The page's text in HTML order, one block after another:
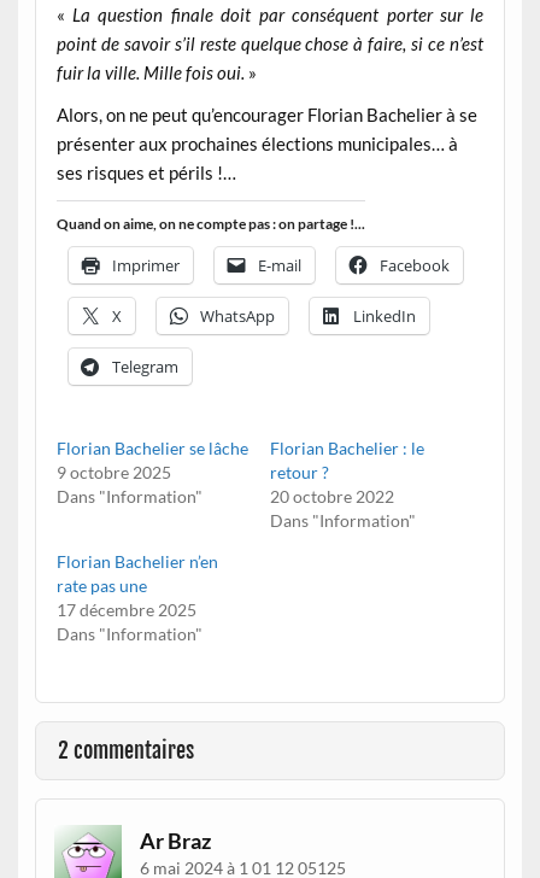
« La question finale doit par conséquent porter sur le
point de savoir s’il reste quelque chose à faire, si ce n’est
fuir la ville. Mille fois oui. »
Alors, on ne peut qu’encourager Florian Bachelier à se
présenter aux prochaines élections municipales… à
ses risques et périls !…
Quand on aime, on ne compte pas : on partage !...
Imprimer E-mail Facebook
X WhatsApp LinkedIn
Telegram
Florian Bachelier se lâche
9 octobre 2025
Dans "Information"
Florian Bachelier : le
retour ?
20 octobre 2022
Dans "Information"
Florian Bachelier n’en
rate pas une
17 décembre 2025
Dans "Information"
2 commentaires
Ar Braz
6 mai 2024 à 1 01 12 05125